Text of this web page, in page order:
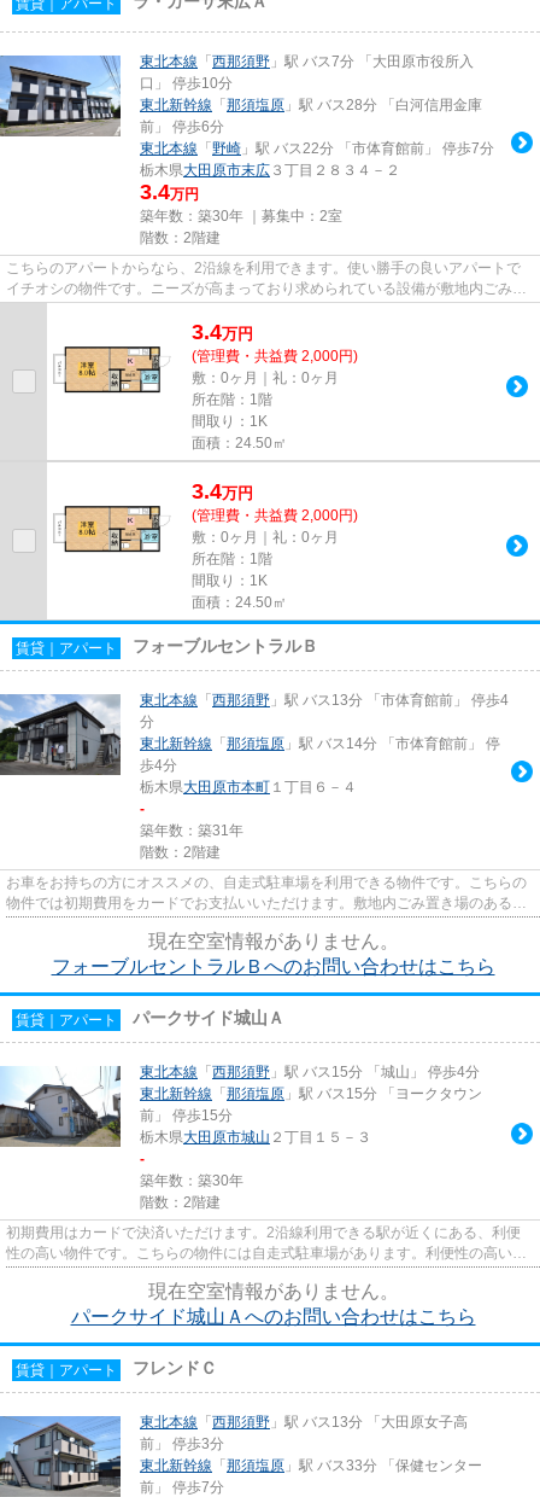
賃貸｜アパート
東北本線 「 西那須野 」駅 バス7分 「大田原市役所入
口」 停歩10分
東北新幹線 「 那須塩原 」駅 バス28分 「白河信用金庫
前」 停歩6分
東北本線 「 野崎 」駅 バス22分 「市体育館前」 停歩7分
栃木県大田原市末広 ３丁目２８３４－２
3.4万円
築年数：築30年 ｜募集中： 2室
階数：2階建
こちらのアパートからなら、2沿線を利用できます。使い勝手の良いアパートで
イチオシの物件です。ニーズが高まっており求められている設備が敷地内ごみ置
3.4万円
(管理費・共益費 2,000円)
敷：0ヶ月｜礼：0ヶ月
所在階：1階
間取り：1K
面積：24.50㎡
3.4万円
(管理費・共益費 2,000円)
敷：0ヶ月｜礼：0ヶ月
所在階：1階
間取り：1K
面積：24.50㎡
賃貸｜アパート フォーブルセントラルＢ
東北本線 「 西那須野 」駅 バス13分 「市体育館前」 停歩4
分
東北新幹線 「 那須塩原 」駅 バス14分 「市体育館前」 停
歩4分
栃木県大田原市本町 １丁目６－４
-
築年数：築31年
階数：2階建
お車をお持ちの方にオススメの、自走式駐車場を利用できる物件です。こちらの
物件では初期費用をカードでお支払いいただけます。敷地内ごみ置き場のある物
現在空室情報がありません。
フォーブルセントラルＢへのお問い合わせはこちら
賃貸｜アパート パークサイド城山Ａ
東北本線 「 西那須野 」駅 バス15分 「城山」 停歩4分
東北新幹線 「 那須塩原 」駅 バス15分 「ヨークタウン
前」 停歩15分
栃木県大田原市城山 ２丁目１５－３
-
築年数：築30年
階数：2階建
初期費用はカードで決済いただけます。2沿線利用できる駅が近くにある、利便
性の高い物件です。こちらの物件には自走式駐車場があります。利便性の高い設
現在空室情報がありません。
パークサイド城山Ａへのお問い合わせはこちら
賃貸｜アパート フレンドＣ
東北本線 「 西那須野 」駅 バス13分 「大田原女子高
前」 停歩3分
東北新幹線 「 那須塩原 」駅 バス33分 「保健センター
前」 停歩7分